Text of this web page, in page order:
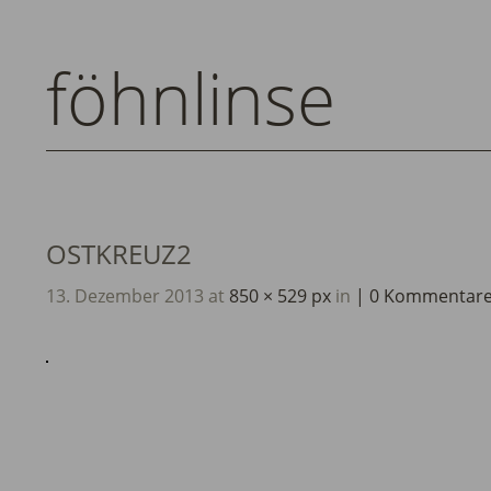
föhnlinse
OSTKREUZ2
13. Dezember 2013 at 850 × 529 px in 0 Kommentare